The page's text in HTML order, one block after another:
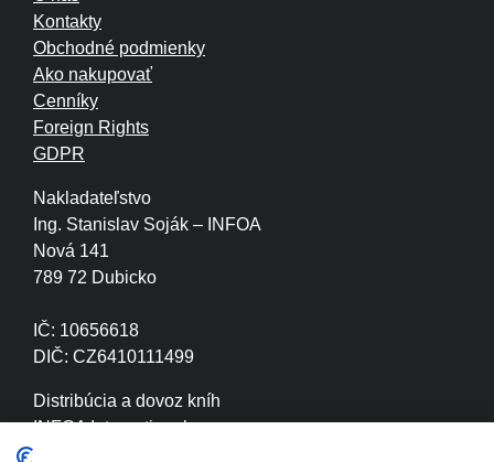
Nakladateľstvo
Ing. Stanislav Soják – INFOA
Nová 141
789 72 Dubicko
IČ: 10656618
DIČ: CZ6410111499
Distribúcia a dovoz kníh
INFOA International s.r.o.
Kontakty
Obchodné podmienky
Ako nakupovať
Cenníky
Foreign Rights
GDPR